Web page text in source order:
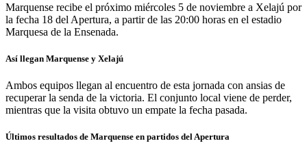
Marquense recibe el próximo miércoles 5 de noviembre a Xelajú por
la fecha 18 del Apertura, a partir de las 20:00 horas en el estadio
Marquesa de la Ensenada.
Así llegan Marquense y Xelajú
Ambos equipos llegan al encuentro de esta jornada con ansias de
recuperar la senda de la victoria. El conjunto local viene de perder,
mientras que la visita obtuvo un empate la fecha pasada.
Últimos resultados de Marquense en partidos del Apertura